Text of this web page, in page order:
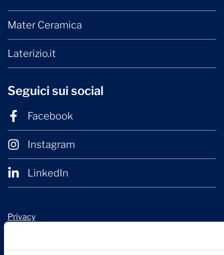
Mater Ceramica
Laterizio.it
Seguici sui social
Facebook
Instagram
LinkedIn
Privacy